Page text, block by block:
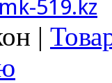
519.kz
|